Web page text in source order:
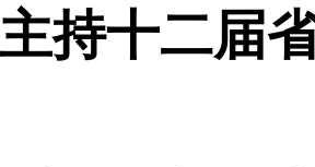
持十二届